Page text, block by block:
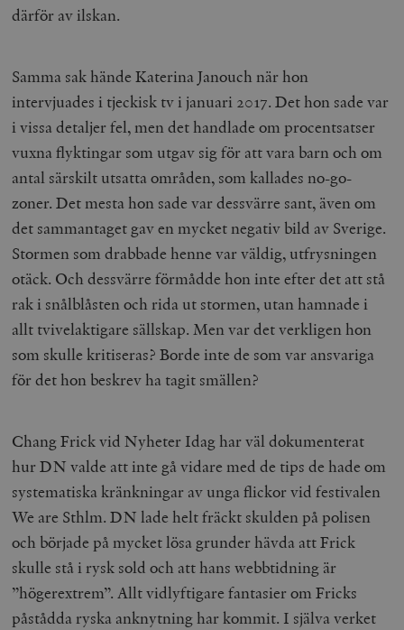
därför av ilskan.
Samma sak hände Katerina Janouch när hon
intervjuades i tjeckisk tv i januari 2017. Det hon sade var
i vissa detaljer fel, men det handlade om procentsatser
vuxna flyktingar som utgav sig för att vara barn och om
antal särskilt utsatta områden, som kallades no-go-
zoner. Det mesta hon sade var dessvärre sant, även om
det sammantaget gav en mycket negativ bild av Sverige.
Stormen som drabbade henne var väldig, utfrysningen
otäck. Och dessvärre förmådde hon inte efter det att stå
rak i snålblåsten och rida ut stormen, utan hamnade i
allt tvivelaktigare sällskap. Men var det verkligen hon
som skulle kritiseras? Borde inte de som var ansvariga
för det hon beskrev ha tagit smällen?
Chang Frick vid Nyheter Idag har väl dokumenterat
hur DN valde att inte gå vidare med de tips de hade om
systematiska kränkningar av unga flickor vid festivalen
We are Sthlm. DN lade helt fräckt skulden på polisen
och började på mycket lösa grunder hävda att Frick
skulle stå i rysk sold och att hans webbtidning är
”högerextrem”. Allt vidlyftigare fantasier om Fricks
påstådda ryska anknytning har kommit. I själva verket